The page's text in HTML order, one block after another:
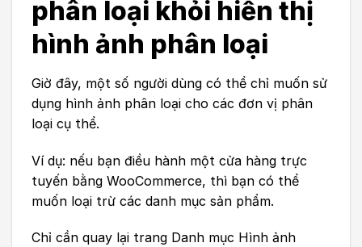
phân loại khỏi hiển thị
hình ảnh phân loại
Giờ đây, một số người dùng có thể chỉ muốn sử
dụng hình ảnh phân loại cho các đơn vị phân
loại cụ thể.
Ví dụ: nếu bạn điều hành một cửa hàng trực
tuyến bằng WooCommerce, thì bạn có thể
muốn loại trừ các danh mục sản phẩm.
Chỉ cần quay lại trang Danh mục Hình ảnh